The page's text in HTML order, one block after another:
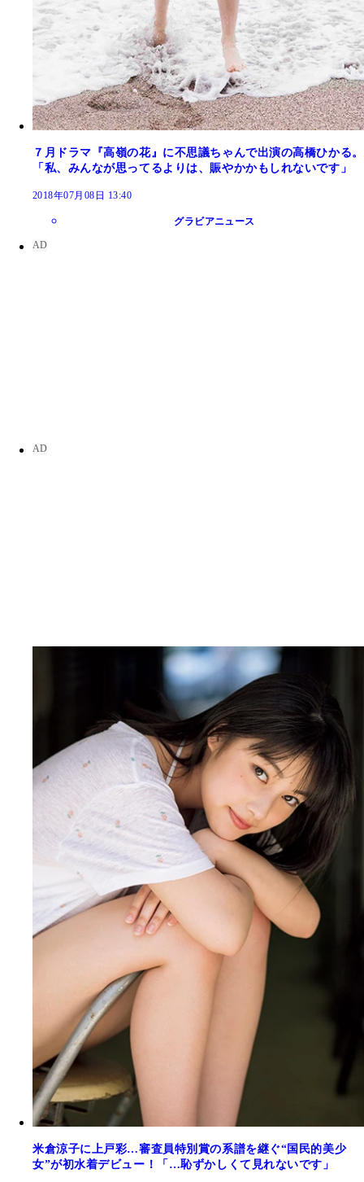
７月ドラマ『高嶺の花』に不思議ちゃんで出演の高橋ひかる。
「私、みんなが思ってるよりは、賑やかかもしれないです」
2018年07月08日 13:40
グラビアニュース
米倉涼子に上戸彩…審査員特別賞の系譜を継ぐ“国民的美少
女”が初水着デビュー！「…恥ずかしくて見れないです」